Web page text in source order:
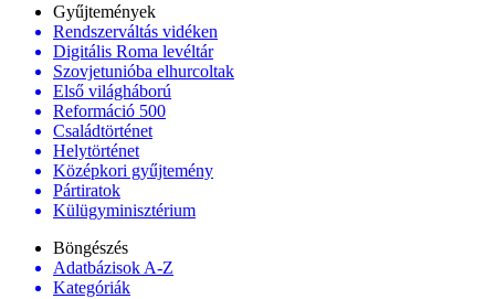
Gyűjtemények
Rendszerváltás vidéken
Digitális Roma levéltár
Szovjetunióba elhurcoltak
Első világháború
Reformáció 500
Családtörténet
Helytörténet
Középkori gyűjtemény
Pártiratok
Külügyminisztérium
Böngészés
Adatbázisok A-Z
Kategóriák